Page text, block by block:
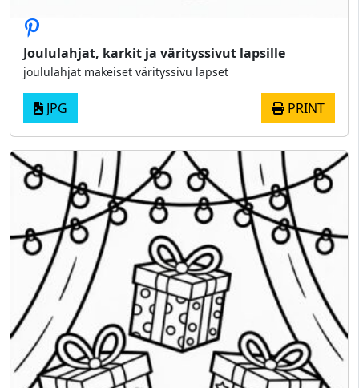
Joululahjat, karkit ja värityssivut lapsille
joululahjat makeiset värityssivu lapset
JPG PRINT